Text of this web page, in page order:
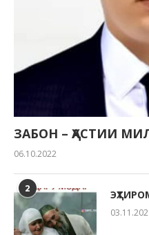
ЗАБОН – ҲАСТИИ
06.10.2022
2